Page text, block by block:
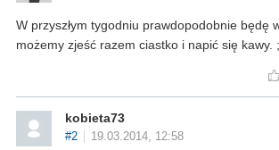
W przyszłym tygodniu prawdopodobnie będę
możemy zjeść razem ciastko i napić się kawy.
kobieta73
#2 19.03.2014, 12:58